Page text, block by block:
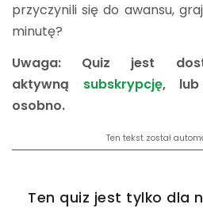
przyczynili się do awansu,
minutę?
Uwaga: Quiz jest
aktywną subskrypcję, lub
osobno.
Ten tekst został
Ten quiz jest tylko dla